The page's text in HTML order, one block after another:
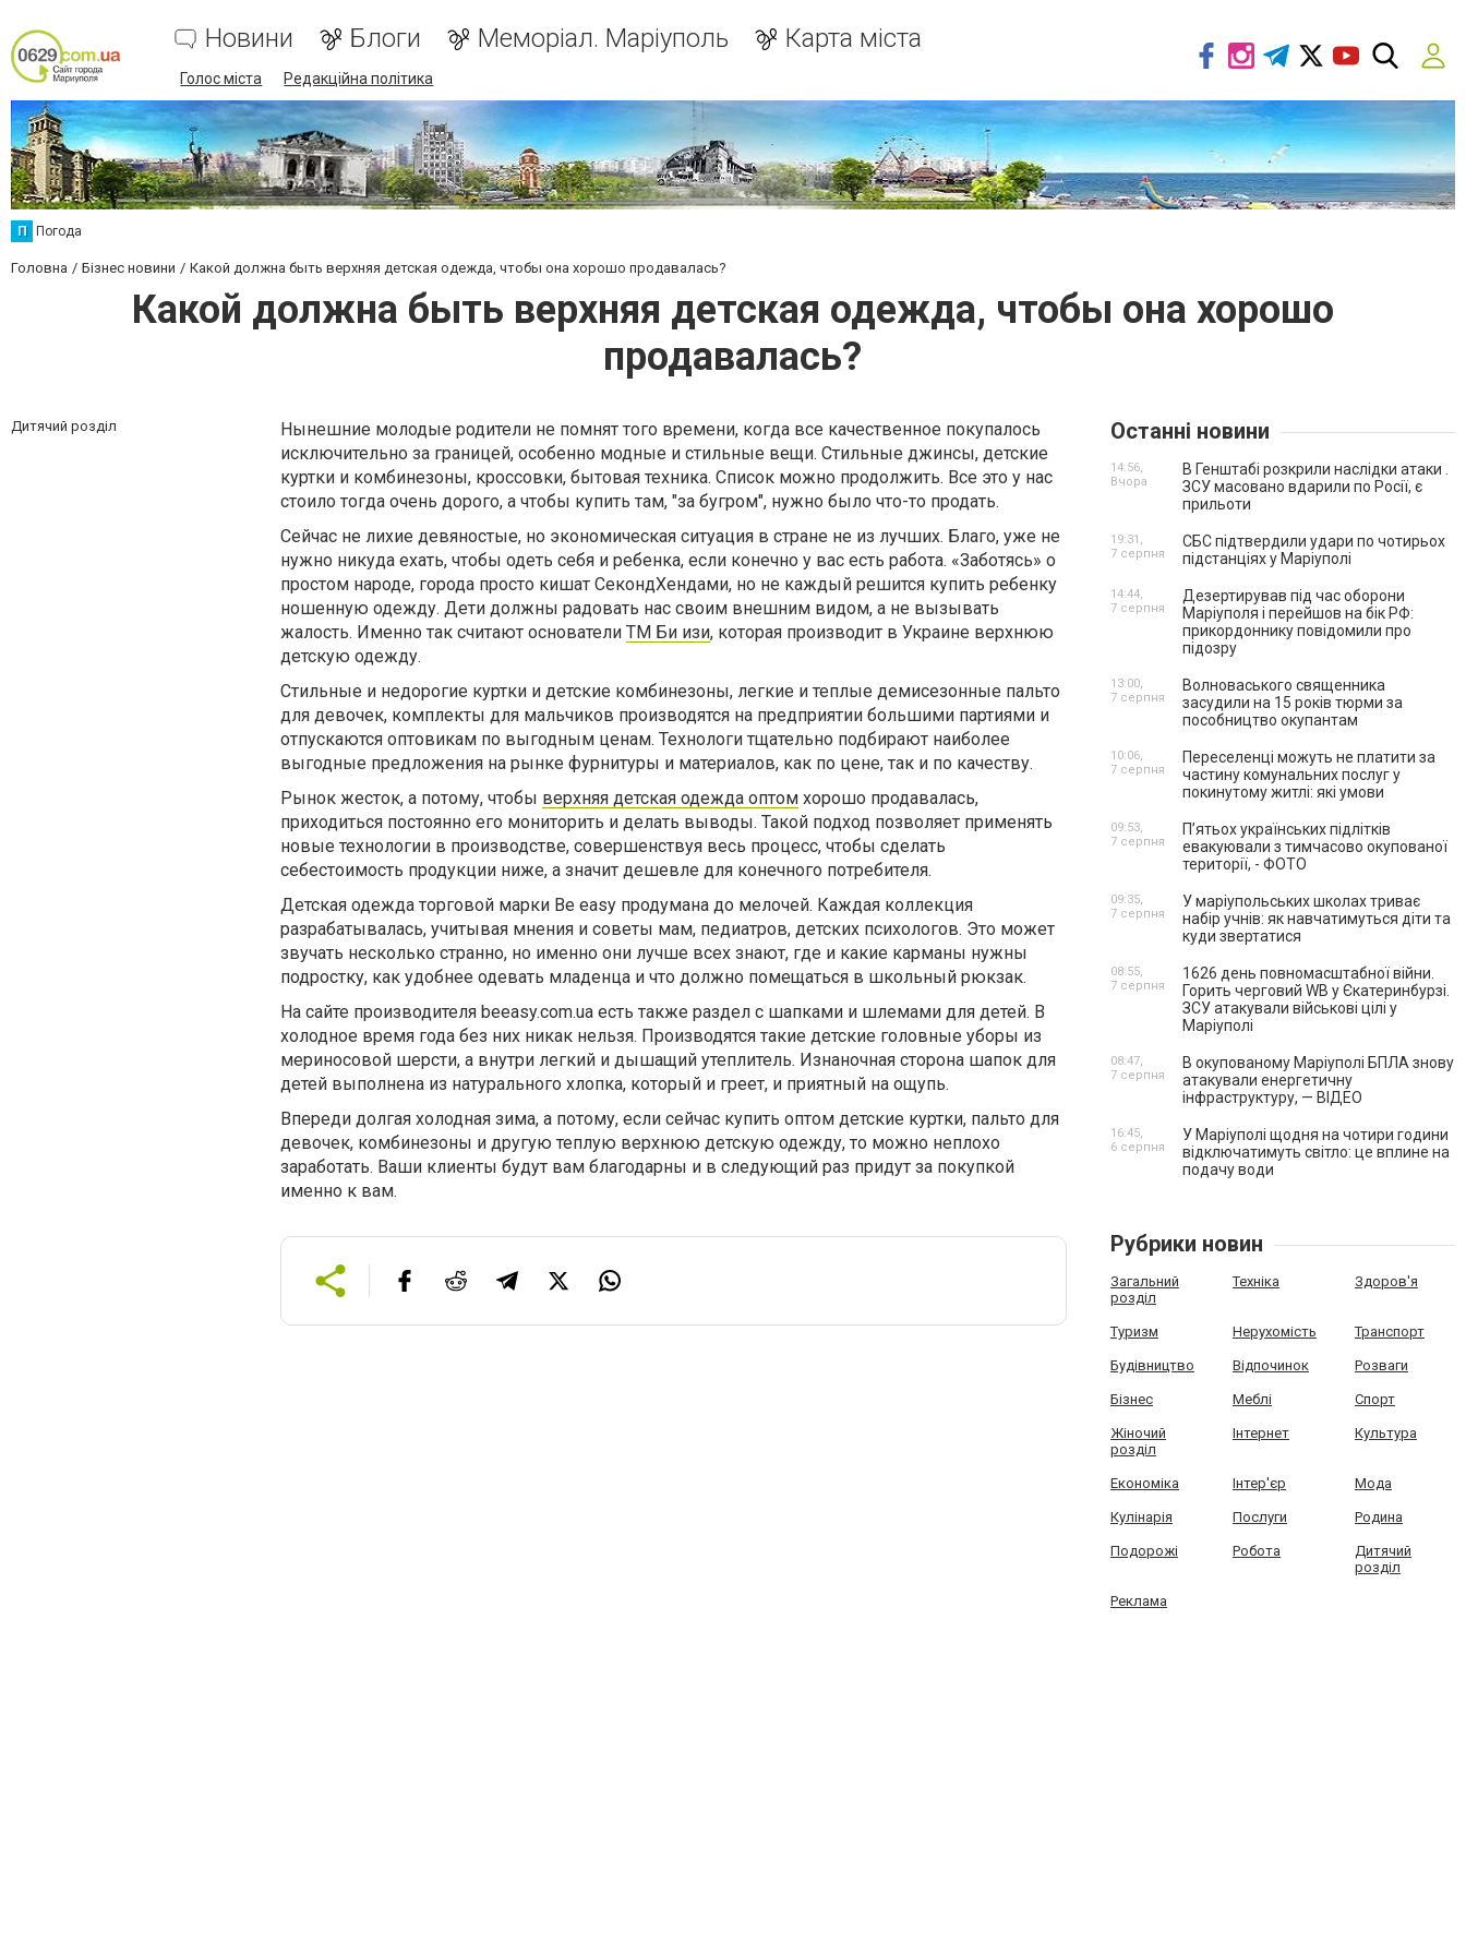
Новини Блоги Меморіал. Маріуполь Карта міста
Голос міста Редакційна політика
П Погода
Головна Бізнес новини Какой должна быть верхняя детская одежда, чтобы она хорошо продавалась?
Какой должна быть верхняя детская одежда, чтобы она хорошо
продавалась?
Дитячий розділ
Нынешние молодые родители не помнят того времени, когда все качественное покупалось
исключительно за границей, особенно модные и стильные вещи. Стильные джинсы, детские
куртки и комбинезоны, кроссовки, бытовая техника. Список можно продолжить. Все это у нас
стоило тогда очень дорого, а чтобы купить там, "за бугром", нужно было что-то продать.
Сейчас не лихие девяностые, но экономическая ситуация в стране не из лучших. Благо, уже не
нужно никуда ехать, чтобы одеть себя и ребенка, если конечно у вас есть работа. «Заботясь» о
простом народе, города просто кишат СекондХендами, но не каждый решится купить ребенку
ношенную одежду. Дети должны радовать нас своим внешним видом, а не вызывать
жалость. Именно так считают основатели ТМ Би изи, которая производит в Украине верхнюю
детскую одежду.
Стильные и недорогие куртки и детские комбинезоны, легкие и теплые демисезонные пальто
для девочек, комплекты для мальчиков производятся на предприятии большими партиями и
отпускаются оптовикам по выгодным ценам. Технологи тщательно подбирают наиболее
выгодные предложения на рынке фурнитуры и материалов, как по цене, так и по качеству.
Рынок жесток, а потому, чтобы верхняя детская одежда оптом хорошо продавалась,
приходиться постоянно его мониторить и делать выводы. Такой подход позволяет применять
новые технологии в производстве, совершенствуя весь процесс, чтобы сделать
себестоимость продукции ниже, а значит дешевле для конечного потребителя.
Детская одежда торговой марки Be easy продумана до мелочей. Каждая коллекция
разрабатывалась, учитывая мнения и советы мам, педиатров, детских психологов. Это может
звучать несколько странно, но именно они лучше всех знают, где и какие карманы нужны
подростку, как удобнее одевать младенца и что должно помещаться в школьный рюкзак.
На сайте производителя beeasy.com.ua есть также раздел с шапками и шлемами для детей. В
холодное время года без них никак нельзя. Производятся такие детские головные уборы из
мериносовой шерсти, а внутри легкий и дышащий утеплитель. Изнаночная сторона шапок для
детей выполнена из натурального хлопка, который и греет, и приятный на ощупь.
Впереди долгая холодная зима, а потому, если сейчас купить оптом детские куртки, пальто для
девочек, комбинезоны и другую теплую верхнюю детскую одежду, то можно неплохо
заработать. Ваши клиенты будут вам благодарны и в следующий раз придут за покупкой
именно к вам.
Останні новини
В Генштабі розкрили наслідки атаки .
ЗСУ масовано вдарили по Росії, є
прильоти
14:56,
Вчора
СБС підтвердили удари по чотирьох
підстанціях у Маріуполі
19:31,
7 серпня
Дезертирував під час оборони
Маріуполя і перейшов на бік РФ:
прикордоннику повідомили про
підозру
14:44,
7 серпня
Волноваського священника
засудили на 15 років тюрми за
пособництво окупантам
13:00,
7 серпня
Переселенці можуть не платити за
частину комунальних послуг у
покинутому житлі: які умови
10:06,
7 серпня
П’ятьох українських підлітків
евакуювали з тимчасово окупованої
території, - ФОТО
09:53,
7 серпня
У маріупольських школах триває
набір учнів: як навчатимуться діти та
куди звертатися
09:35,
7 серпня
1626 день повномасштабної війни.
Горить черговий WB у Єкатеринбурзі.
ЗСУ атакували військові цілі у
Маріуполі
08:55,
7 серпня
В окупованому Маріуполі БПЛА знову
атакували енергетичну
інфраструктуру, — ВІДЕО
08:47,
7 серпня
У Маріуполі щодня на чотири години
відключатимуть світло: це вплине на
подачу води
16:45,
6 серпня
Рубрики новин
Загальний
розділ
Техніка Здоров'я
Туризм Нерухомість Транспорт
Будівництво Відпочинок Розваги
Бізнес Меблі Спорт
Жіночий
розділ
Інтернет Культура
Економіка Інтер'єр Мода
Кулінарія Послуги Родина
Подорожі Робота
Дитячий
розділ
Реклама